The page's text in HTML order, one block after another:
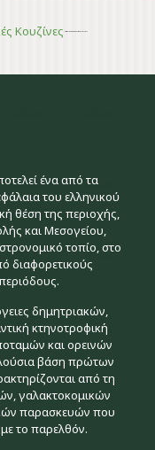
Κουζίνες
ένα από τα
του ελληνικού
θέση της περιοχής,
και Μεσογείου,
τοπίο, στο
διαφορετικούς
δημητριακών,
κτηνοτροφική
και ορεινών
βάση πρώτων
από τη
γαλακτοκομικών
παρασκευών που
το παρελθόν.